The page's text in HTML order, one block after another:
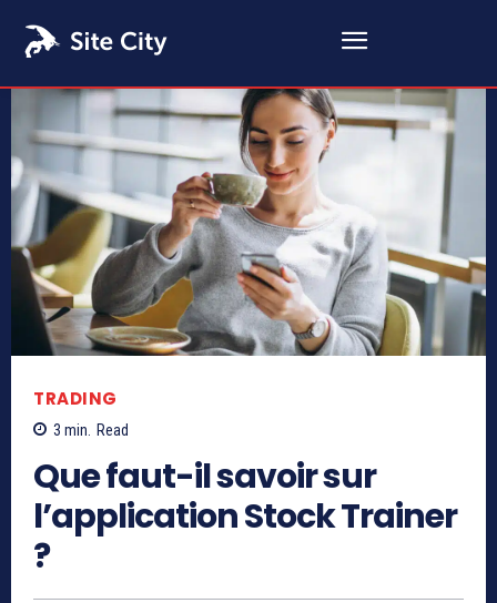
TRADING
3 min. Read
Que faut-il savoir sur
l’application Stock Trainer
?